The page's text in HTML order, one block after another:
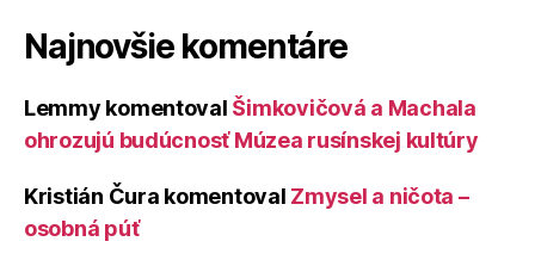
Najnovšie komentáre
Lemmy komentoval Šimkovičová a Machala
ohrozujú budúcnosť Múzea rusínskej kultúry
Kristián Čura komentoval Zmysel a ničota –
osobná púť